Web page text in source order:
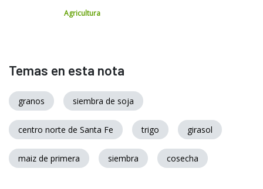
Agricultura
Temas en esta nota
granos siembra de soja
centro norte de Santa Fe trigo girasol
maiz de primera siembra cosecha